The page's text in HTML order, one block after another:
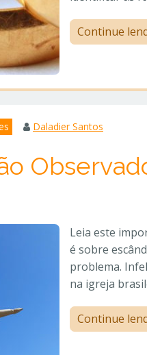
Continue
Daladier Santos
Leia este
é sobre
problema.
na igreja
Continue